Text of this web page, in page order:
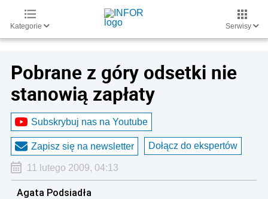
Kategorie Serwisy
Pobrane z góry odsetki nie
stanowią zapłaty
Subskrybuj nas na Youtube
Zapisz się na newsletter Dołącz do ekspertów
11 lutego 2009, 04:13
Agata Podsiadła